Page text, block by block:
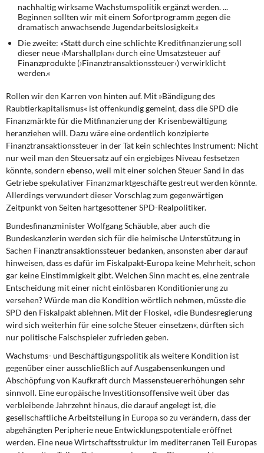
nachhaltig wirksame Wachstumspolitik ergänzt werden. ...
Beginnen sollten wir mit einem Sofortprogramm gegen die
dramatisch anwachsende Jugendarbeitslosigkeit.«
Die zweite: »Statt durch eine schlichte Kreditfinanzierung soll
dieser neue ›Marshallplan‹ durch eine Umsatzsteuer auf
Finanzprodukte (›Finanztransaktionssteuer‹) verwirklicht
werden.«
Rollen wir den Karren von hinten auf. Mit »Bändigung des
Raubtierkapitalismus« ist offenkundig gemeint, dass die SPD die
Finanzmärkte für die Mitfinanzierung der Krisenbewältigung
heranziehen will. Dazu wäre eine ordentlich konzipierte
Finanztransaktionssteuer in der Tat kein schlechtes Instrument: Nicht
nur weil man den Steuersatz auf ein ergiebiges Niveau festsetzen
könnte, sondern ebenso, weil mit einer solchen Steuer Sand in das
Getriebe spekulativer Finanzmarktgeschäfte gestreut werden könnte.
Allerdings verwundert dieser Vorschlag zum gegenwärtigen
Zeitpunkt von Seiten hartgesottener SPD-Realpolitiker.
Bundesfinanzminister Wolfgang Schäuble,aber auch die
Bundeskanzlerin werden sich für die heimische Unterstützung in
Sachen Finanztransaktionssteuer bedanken, ansonsten aber darauf
hinweisen, dass es dafür im Fiskalpakt-Europa keine Mehrheit, schon
gar keine Einstimmigkeit gibt. Welchen Sinn macht es, eine zentrale
Entscheidung mit einer nicht einlösbaren Konditionierung zu
versehen? Würde man die Kondition wörtlich nehmen, müsste die
SPD den Fiskalpakt ablehnen. Mit der Floskel, »die Bundesregierung
wird sich weiterhin für eine solche Steuer einsetzen«, dürften sich
nur politische Falschspieler zufrieden geben.
Wachstums- und Beschäftigungspolitikals weitere Kondition ist
gegenüber einer ausschließlich auf Ausgabensenkungen und
Abschöpfung von Kaufkraft durch Massensteuererhöhungen sehr
sinnvoll. Eine europäische Investitionsoffensive weit über das
verbleibende Jahrzehnt hinaus, die darauf angelegt ist, die
gesellschaftliche Arbeitsteilung in Europa so zu verändern, dass der
abgehängten Peripherie neue Entwicklungspotentiale eröffnet
werden. Eine neue Wirtschaftsstruktur im mediterranen Teil Europas